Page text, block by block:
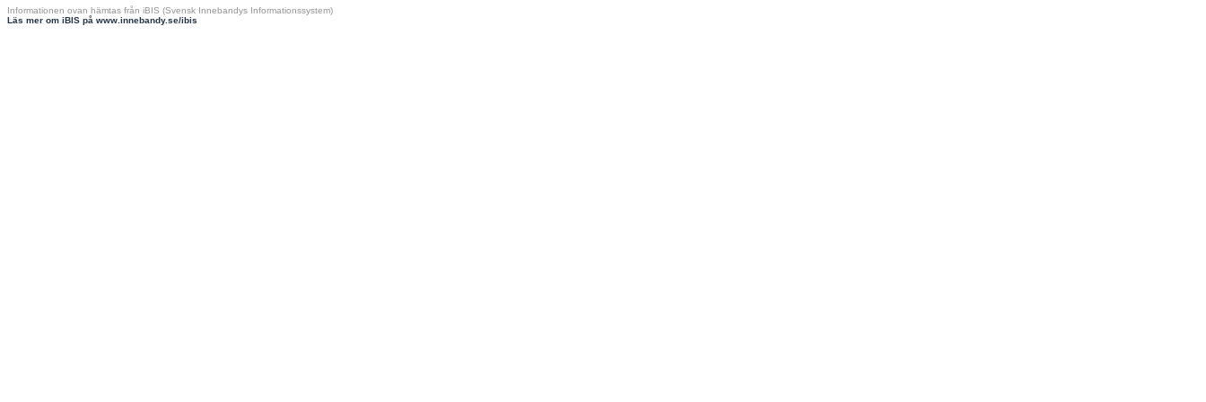
Informationen ovan hämtas från iBIS (Svensk Innebandys Informationssystem)
Läs mer om iBIS på www.innebandy.se/ibis